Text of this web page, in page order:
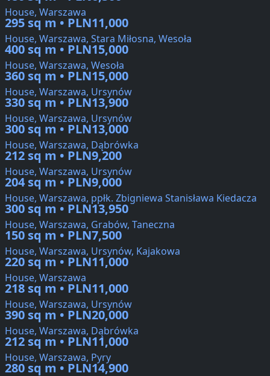
House, Warszawa
295 sq m • PLN11,000
House, Warszawa, Stara Miłosna, Wesoła
400 sq m • PLN15,000
House, Warszawa, Wesoła
360 sq m • PLN15,000
House, Warszawa, Ursynów
330 sq m • PLN13,900
House, Warszawa, Ursynów
300 sq m • PLN13,000
House, Warszawa, Dąbrówka
212 sq m • PLN9,200
House, Warszawa, Ursynów
204 sq m • PLN9,000
House, Warszawa, ppłk. Zbigniewa Stanisława Kiedacza
300 sq m • PLN13,950
House, Warszawa, Grabów, Taneczna
150 sq m • PLN7,500
House, Warszawa, Ursynów, Kajakowa
220 sq m • PLN11,000
House, Warszawa
218 sq m • PLN11,000
House, Warszawa, Ursynów
390 sq m • PLN20,000
House, Warszawa, Dąbrówka
212 sq m • PLN11,000
House, Warszawa, Pyry
280 sq m • PLN14,900